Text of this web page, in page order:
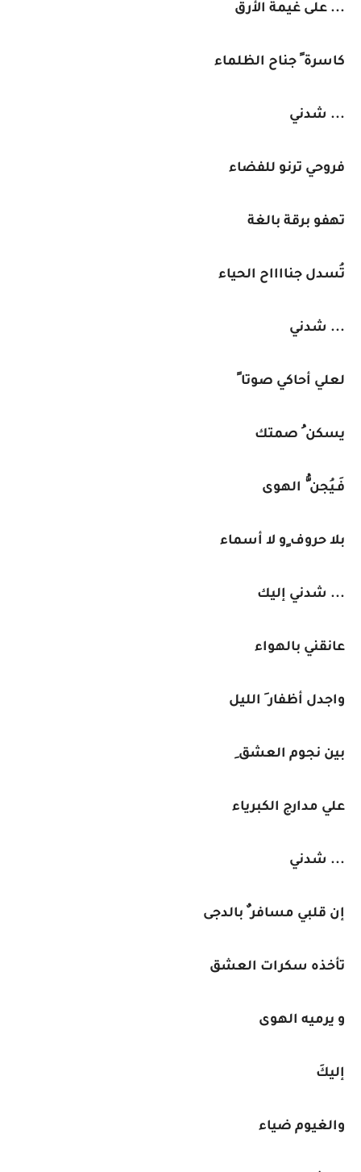
... على غيمة الأرق
كاسرة ً جناح الظلماء
... شدني
فروحي ترنو للفضاء
تهفو برقة بالغة
تُسدل جنااااح الحياء
... شدني
لعلي أحاكي صوتا ً
يسكن ُ صمتك
فَـيُجن ُّ الهوى
بلا حروف ٍو لا أسماء
... شدني إليك
عانقني بالهواء
واجدل أظفار َ الليل
بين نجوم العشق ِ
علي مدارج الكبرياء
... شدني
إن قلبي مسافر ٌ بالدجى
تأخذه سكرات العشق
و يرميه الهوى
إليكَ
والغيوم ضياء